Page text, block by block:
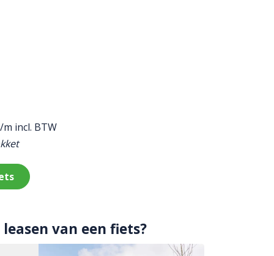
incl. BTW
van een fiets?